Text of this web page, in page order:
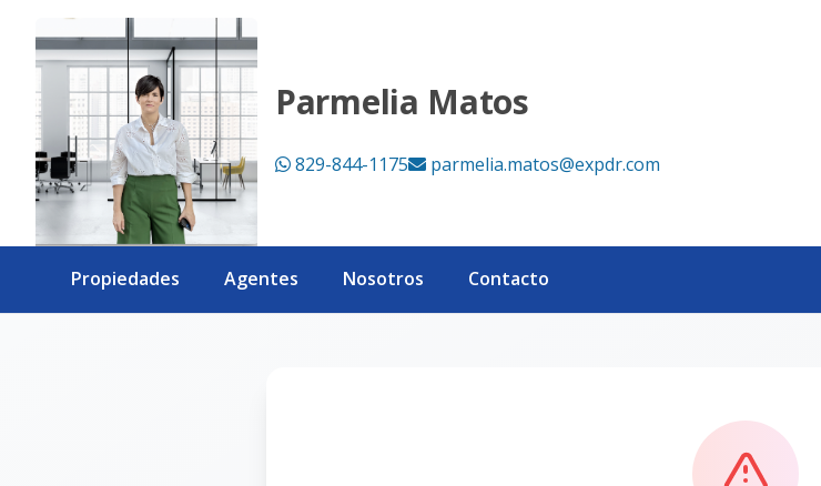
Parmelia Matos
829-844-1175 parmelia.matos@expdr.com
Propiedades Agentes Nosotros Contacto
Página no encontrada - eXp Realty República Dominicana